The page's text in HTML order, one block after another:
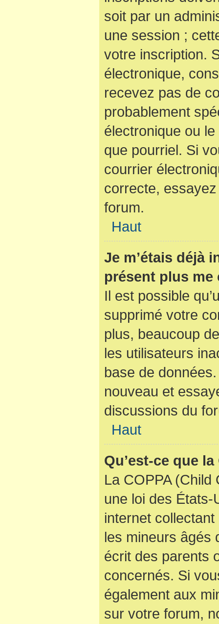
soit par un
une session ;
votre inscription.
électronique,
recevez pas de
probablement
électronique ou
que pourriel. Si
courrier
correcte,
forum.
Haut
Je m’étais déjà
présent plus
Il est possible
supprimé votre
plus, beaucoup
les utilisateurs
base de
nouveau et
discussions du
Haut
Qu’est-ce que la
La COPPA
une loi des États-
internet
les mineurs âgés
écrit des parents
concernés. Si
également aux
sur votre forum,